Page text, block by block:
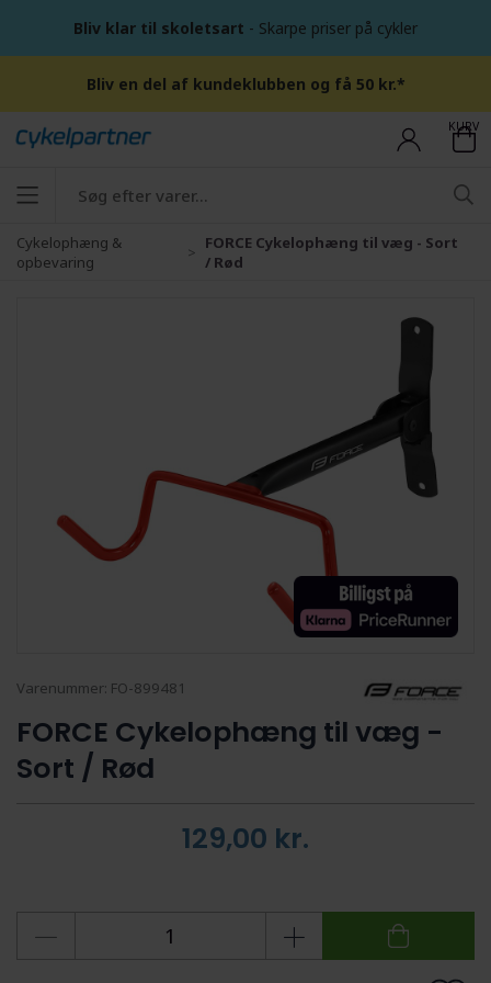
Bliv klar til skoletsart - Skarpe priser på cykler
Bliv en del af kundeklubben og få 50 kr.*
KURV
Cykelophæng &
opbevaring
FORCE Cykelophæng til væg - Sort
/ Rød
Varenummer: FO-899481
FORCE Cykelophæng til væg -
Sort / Rød
129,00 kr.